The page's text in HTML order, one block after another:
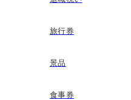
旅行券
景品
食事券